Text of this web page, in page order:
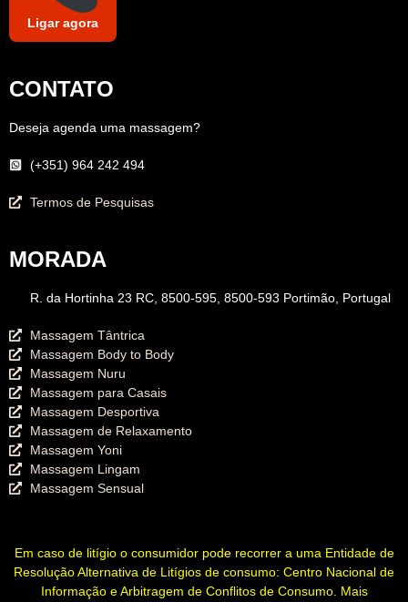
Ligar agora
CONTATO
Deseja agenda uma massagem?
(+351) 964 242 494
Termos de Pesquisas
MORADA
R. da Hortinha 23 RC, 8500-595, 8500-593 Portimão, Portugal
Massagem Tântrica
Massagem Body to Body
Massagem Nuru
Massagem para Casais
Massagem Desportiva
Massagem de Relaxamento
Massagem Yoni
Massagem Lingam
Massagem Sensual
Em caso de litígio o consumidor pode recorrer a uma Entidade de
Resolução Alternativa de Litígios de consumo: Centro Nacional de
Informação e Arbitragem de Conflitos de Consumo. Mais